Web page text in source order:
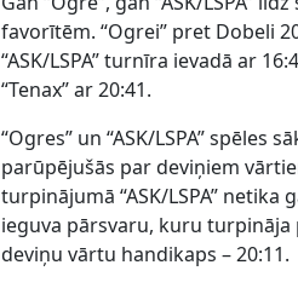
favorītēm. “Ogrei” pret Dobeli
“ASK/LSPA” turnīra ievadā ar
“Tenax” ar 20:41.
“Ogres” un “ASK/LSPA”
parūpējušās par deviņiem
turpinājumā “ASK/LSPA”
ieguva pārsvaru, kuru turpināja
deviņu vārtu handikaps – 20:11.